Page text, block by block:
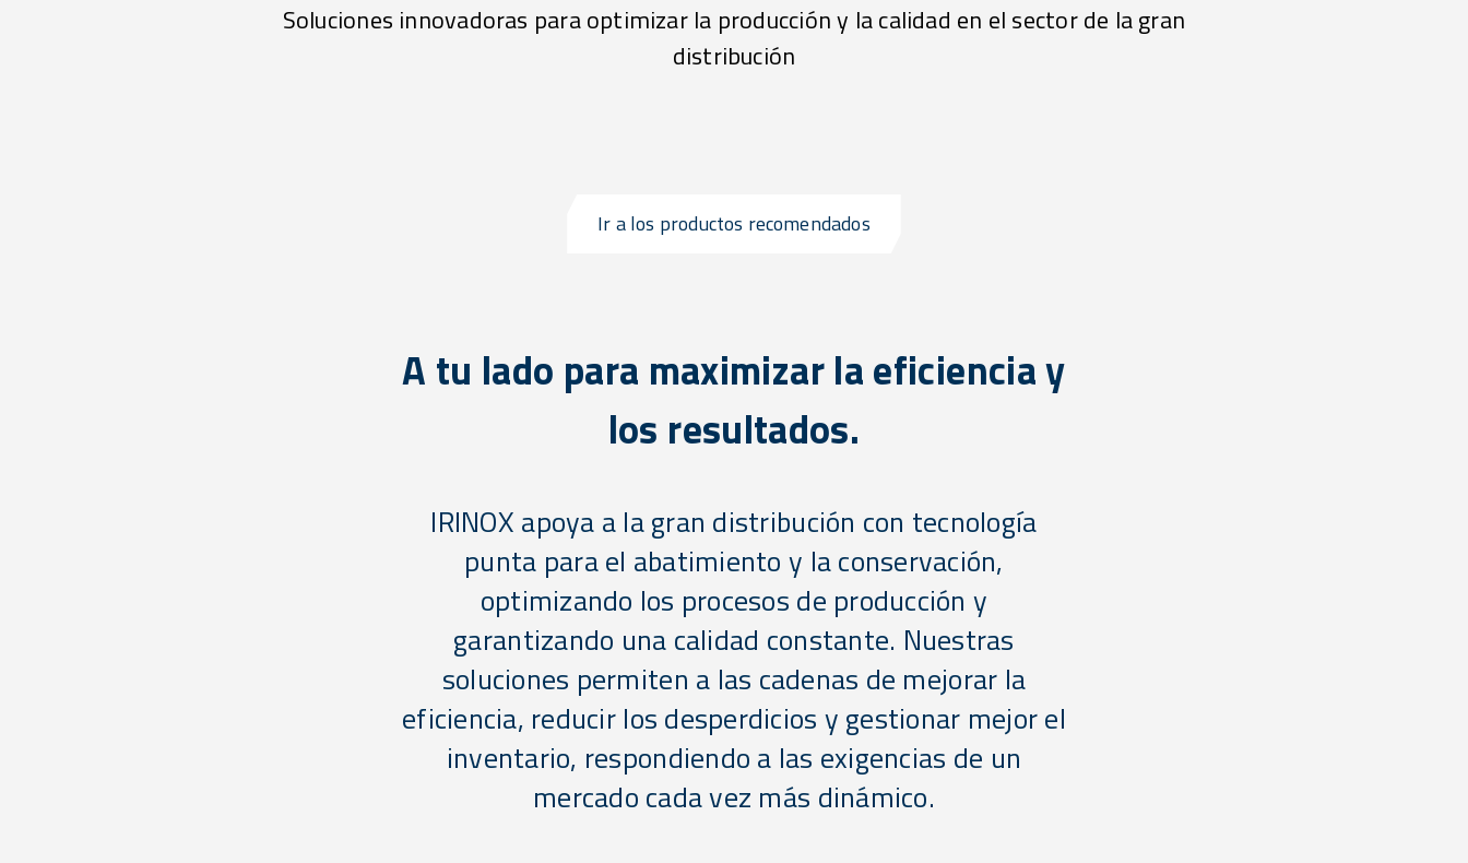
Soluciones innovadoras para optimizar la producción y la calidad en el sector de la gran
distribución
Ir a los productos recomendados
A tu lado para maximizar la eficiencia y
los resultados.
IRINOX apoya a la gran distribución con tecnología
punta para el abatimiento y la conservación,
optimizando los procesos de producción y
garantizando una calidad constante. Nuestras
soluciones permiten a las cadenas de mejorar la
eficiencia, reducir los desperdicios y gestionar mejor el
inventario, respondiendo a las exigencias de un
mercado cada vez más dinámico.